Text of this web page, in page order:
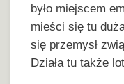
było miejscem
mieści się tu
się przemysł
Działa tu także